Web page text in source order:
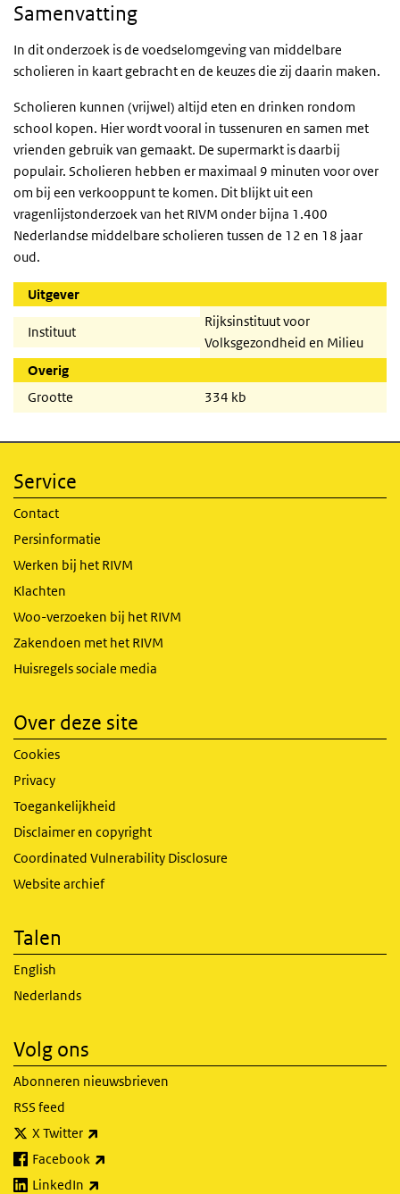
Samenvatting
In dit onderzoek is de voedselomgeving van middelbare
scholieren in kaart gebracht en de keuzes die zij daarin maken.
Scholieren kunnen (vrijwel) altijd eten en drinken rondom
school kopen. Hier wordt vooral in tussenuren en samen met
vrienden gebruik van gemaakt. De supermarkt is daarbij
populair. Scholieren hebben er maximaal 9 minuten voor over
om bij een verkooppunt te komen. Dit blijkt uit een
vragenlijstonderzoek van het RIVM onder bijna 1.400
Nederlandse middelbare scholieren tussen de 12 en 18 jaar
oud.
Uitgever
Instituut
Rijksinstituut voor
Volksgezondheid en Milieu
Overig
Grootte
334 kb
Service
Contact
Persinformatie
Werken bij het RIVM
Klachten
Woo-verzoeken bij het RIVM
Zakendoen met het RIVM
Huisregels sociale media
Over deze site
Cookies
Privacy
Toegankelijkheid
Disclaimer en copyright
Coordinated Vulnerability Disclosure
Website archief
Talen
English
Nederlands
Volg ons
Abonneren nieuwsbrieven
RSS feed
X Twitter
Facebook
LinkedIn